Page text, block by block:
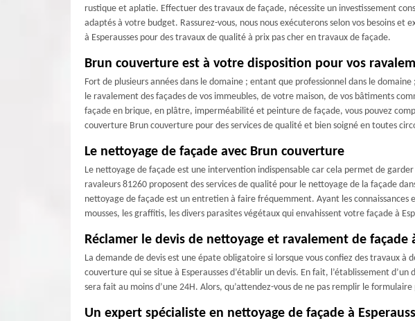
rustique et aplatie. Effectuer des travaux de façade, nécessite un investissement
adaptés à votre budget. Rassurez-vous, nous nous exécuterons selon vos besoins
à Esperausses pour des travaux de qualité à prix pas cher en travaux de façade.
Brun couverture est à votre disposition pour vos
Fort de plusieurs années dans le domaine ; entant que professionnel dans le
le ravalement des façades de vos immeubles, de votre maison, de vos bâtiments
façade en brique, en plâtre, imperméabilité et peinture de façade, vous pouvez
couverture Brun couverture pour des services de qualité et bien soigné en toutes
Le nettoyage de façade avec Brun couverture
Le nettoyage de façade est une intervention indispensable car cela permet de
ravaleurs 81260 proposent des services de qualité pour le nettoyage de la façade
nettoyage de façade est un entretien à faire fréquemment. Ayant les
mousses, les graffitis, les divers parasites végétaux qui envahissent votre façade à
Réclamer le devis de nettoyage et ravalement de façade
La demande de devis est une épate obligatoire si lorsque vous confiez des travaux
couverture qui se situe à Esperausses d’établir un devis. En fait, l’établissement
sera fait au moins d’une 24H. Alors, qu’attendez-vous de ne pas remplir le
Un expert spécialiste en nettoyage de façade à